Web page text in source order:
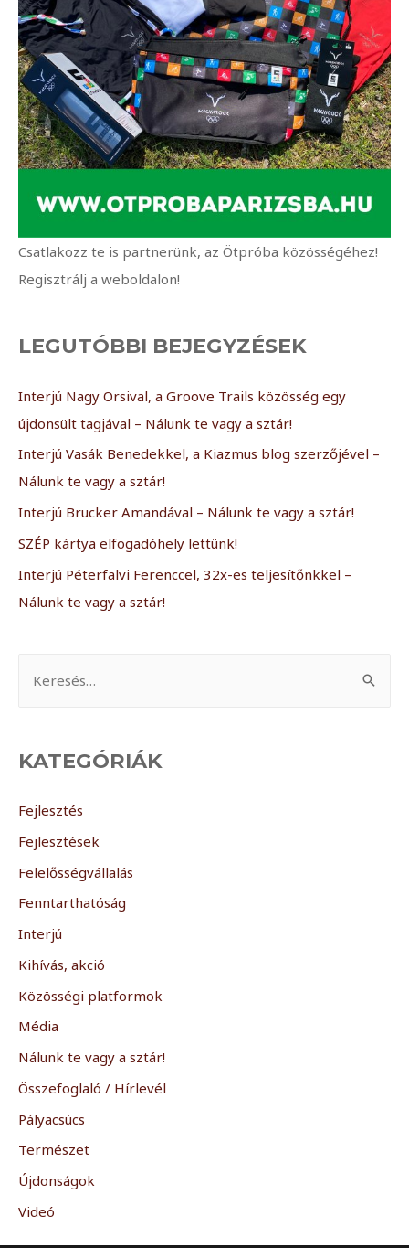
Csatlakozz te is partnerünk, az Ötpróba közösségéhez!
Regisztrálj a weboldalon!
LEGUTÓBBI BEJEGYZÉSEK
Interjú Nagy Orsival, a Groove Trails közösség egy
újdonsült tagjával – Nálunk te vagy a sztár!
Interjú Vasák Benedekkel, a Kiazmus blog szerzőjével –
Nálunk te vagy a sztár!
Interjú Brucker Amandával – Nálunk te vagy a sztár!
SZÉP kártya elfogadóhely lettünk!
Interjú Péterfalvi Ferenccel, 32x-es teljesítőnkkel –
Nálunk te vagy a sztár!
é
KATEGÓRIÁK
Fejlesztés
Fejlesztések
Felelősségvállalás
Fenntarthatóság
Interjú
Kihívás, akció
Közösségi platformok
Média
Nálunk te vagy a sztár!
Összefoglaló / Hírlevél
Pályacsúcs
Természet
Újdonságok
Videó